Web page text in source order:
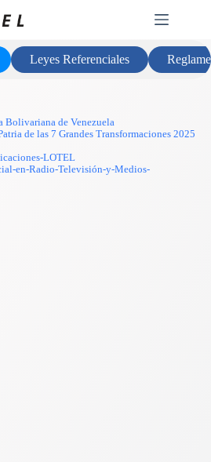
Legal
Leyes Referenciales
Bolivariana de Venezuela
de las 7 Grandes Transformaciones 2025
LOTEL
en-Radio-Televisión-y-Medios-